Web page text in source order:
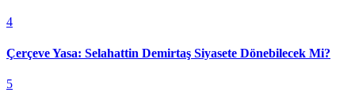
4
Çerçeve Yasa: Selahattin Demirtaş Siyasete Dönebilecek Mi?
5